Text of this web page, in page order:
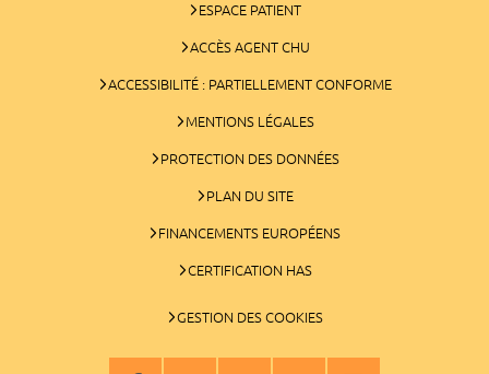
ESPACE PATIENT
ACCÈS AGENT CHU
ACCESSIBILITÉ : PARTIELLEMENT CONFORME
MENTIONS LÉGALES
PROTECTION DES DONNÉES
PLAN DU SITE
FINANCEMENTS EUROPÉENS
CERTIFICATION HAS
GESTION DES COOKIES